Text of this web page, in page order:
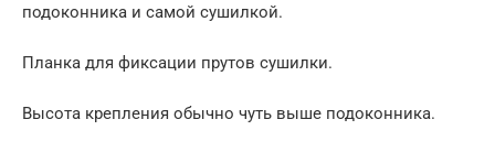
подоконника и самой сушилкой.
Планка для фиксации прутов сушилки.
Высота крепления обычно чуть выше подоконника.